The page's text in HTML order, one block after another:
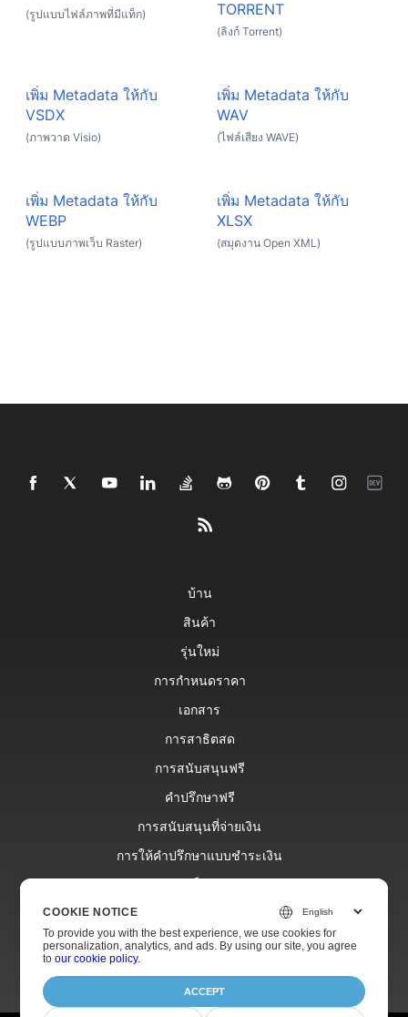
(รูปแบบไฟล์ภาพที่มีแท็ก)
TORRENT
(ลิงก์ Torrent)
เพิ่ม Metadata ให้กับ
VSDX
(ภาพวาด Visio)
เพิ่ม Metadata ให้กับ
WAV
(ไฟล์เสียง WAVE)
เพิ่ม Metadata ให้กับ
WEBP
(รูปแบบภาพเว็บ Raster)
เพิ่ม Metadata ให้กับ
XLSX
(สมุดงาน Open XML)
บ้าน
สินค้า
รุ่นใหม่
การกำหนดราคา
เอกสาร
การสาธิตสด
การสนับสนุนฟรี
คำปรึกษาฟรี
การสนับสนุนที่จ่ายเงิน
การให้คำปรึกษาแบบชำระเงิน
บล็อก
เกี่ยวกับ
COOKIE NOTICE
To provide you with the best experience, we use cookies for
personalization, analytics, and ads. By using our site, you agree
toour cookie policy.
ACCEPT